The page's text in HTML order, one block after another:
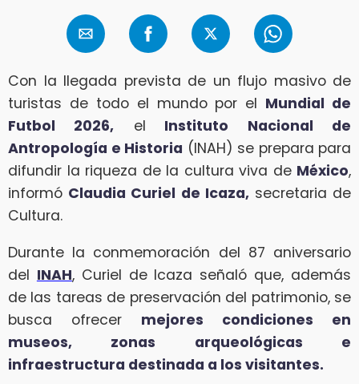
Con la llegada prevista de un flujo masivo de
turistas de todo el mundo por el Mundial de
Futbol 2026, el Instituto Nacional de
Antropología e Historia (INAH) se prepara para
difundir la riqueza de la cultura viva de México,
informó Claudia Curiel de Icaza,secretaria de
Cultura.
Durante la conmemoración del 87 aniversario
del INAH, Curiel de Icaza señaló que, además
de las tareas de preservación del patrimonio, se
busca ofrecer mejores condiciones en
museos, zonas arqueológicas e
infraestructura destinada a los visitantes.